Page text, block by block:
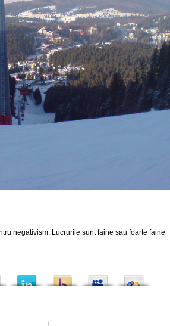
negativism. Lucrurile sunt faine sau foarte faine